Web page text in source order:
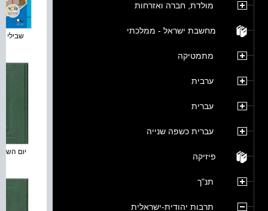
מולדת, חברה ואזרחות
מחשבת ישראל - ממלכתי
מתמטיקה
ערבית
עברית
עברית כשפה שנייה
פיזיקה
תנ"ך
תרבות יהודית-ישראלית
שבילי
יום